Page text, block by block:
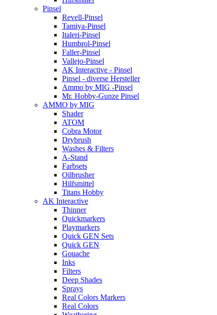
Pinsel
Revell-Pinsel
Tamiya-Pinsel
Italeri-Pinsel
Humbrol-Pinsel
Faller-Pinsel
Vallejo-Pinsel
AK Interactive - Pinsel
Pinsel - diverse Hersteller
Ammo by MIG -Pinsel
Mr. Hobby-Gunze Pinsel
AMMO by MIG
Shader
ATOM
Cobra Motor
Drybrush
Washes & Filters
A-Stand
Farbsets
Oilbrusher
Hilfsmittel
Titans Hobby
AK Interactive
Thinner
Quickmarkers
Playmarkers
Quick GEN Sets
Quick GEN
Gouache
Inks
Filters
Deep Shades
Sprays
Real Colors Markers
Real Colors